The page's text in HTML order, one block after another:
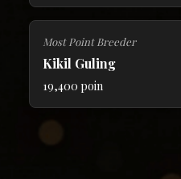
Most Point Breeder
Kikil Guling
19,400 poin